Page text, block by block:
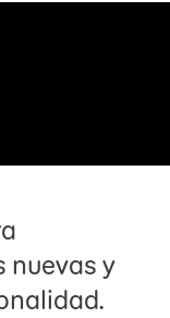
nuevas y